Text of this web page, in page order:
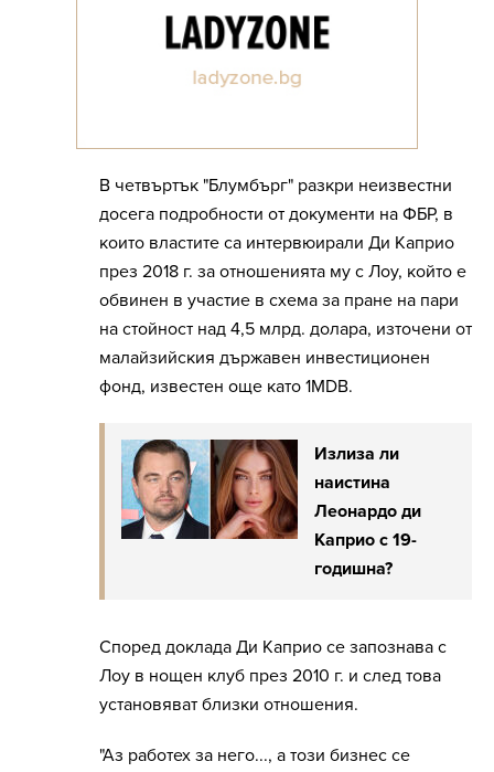
В четвъртък "Блумбърг" разкри неизвестни
досега подробности от документи на ФБР, в
които властите са интервюирали Ди Каприо
през 2018 г. за отношенията му с Лоу, който е
обвинен в участие в схема за пране на пари
на стойност над 4,5 млрд. долара, източени от
малайзийския държавен инвестиционен
фонд, известен още като 1MDB.
Излиза ли
наистина
Леонардо ди
Каприо с 19-
годишна?
Според доклада Ди Каприо се запознава с
Лоу в нощен клуб през 2010 г. и след това
установяват близки отношения.
"Аз работех за него..., а този бизнес се